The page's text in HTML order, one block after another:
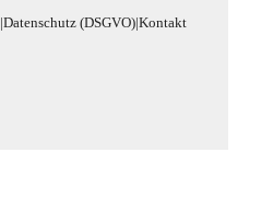
|Datenschutz (DSGVO)|Kontakt